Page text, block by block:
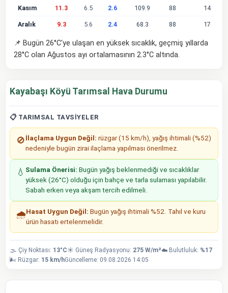
Kasım 11.3 6.5 2.6 109.9 88 14
Aralık 9.3 5.6 2.4 68.3 88 17
📌 Bugün 26°C'ye ulaşan en yüksek sıcaklık, geçmiş yıllarda
28°C olan Ağustos ayı ortalamasının 2.3°C altında.
Kayabaşı Köyü Tarımsal Hava Durumu
📋 TARIMSAL TAVSIYELER
🚫 İlaçlama Uygun Değil: rüzgar (15 km/h), yağış ihtimali (%52)
nedeniyle bugün zirai ilaçlama yapılması önerilmez.
💧 Sulama Önerisi: Bugün yağış beklenmediği ve sıcaklıklar
yüksek (26°C) olduğu için bahçe ve tarla sulaması yapılabilir.
Sabah erken veya akşam tercih edilmeli.
🌧️Hasat Uygun Değil: Bugün yağış ihtimali %52. Tahıl ve kuru
ürün hasatı ertelenmelidir.
🌫️ Çiy Noktası: 13°C☀️ Güneş Radyasyonu: 275 W/m²☁️ Bulutluluk: %17
🌬️ Rüzgar: 15 km/hGüncelleme: 09.08.2026 14:05